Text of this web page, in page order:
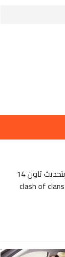
تحميل برنامج MyBot والخاص بتحديث تاون 14
town hall مع كافة تحديثات لعبة clash of clans